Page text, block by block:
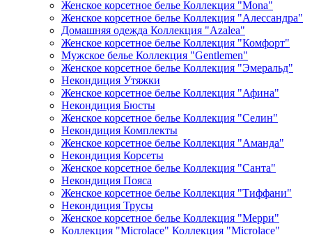
Женское корсетное белье Коллекция "Mona"
Женское корсетное белье Коллекция "Алессандра"
Домашняя одежда Коллекция "Azalea"
Женское корсетное белье Коллекция "Комфорт"
Мужское белье Коллекция "Gentlemen"
Женское корсетное белье Коллекция "Эмеральд"
Некондиция Утяжки
Женское корсетное белье Коллекция "Афина"
Некондиция Бюсты
Женское корсетное белье Коллекция "Селин"
Некондиция Комплекты
Женское корсетное белье Коллекция "Аманда"
Некондиция Корсеты
Женское корсетное белье Коллекция "Санта"
Некондиция Пояса
Женское корсетное белье Коллекция "Тиффани"
Некондиция Трусы
Женское корсетное белье Коллекция "Мерри"
Коллекция "Microlace" Коллекция "Microlace"